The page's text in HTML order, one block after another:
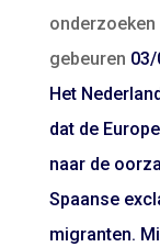
gebeuren
Het
dat de
naar de
Spaanse
migranten.